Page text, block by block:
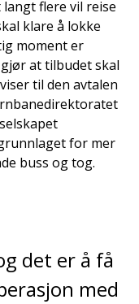
flere vil reise
klare å lokke
moment er
at tilbudet skal
til den avtalen
for mer
buss og tog.
det er å få
med